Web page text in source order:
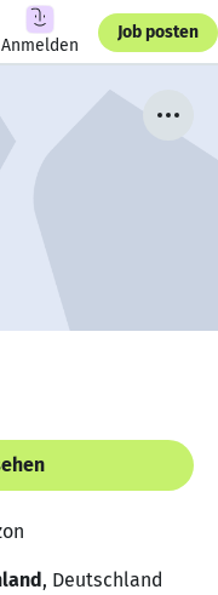
Anmelden
Job posten
, Deutschland